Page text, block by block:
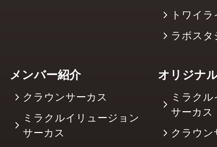
トワイ
ラボスタ
メンバー紹介
クラウンサーカス
ミラクルイリュージョン
サーカス
オリジナ
ミラク
サーカ
クラウン